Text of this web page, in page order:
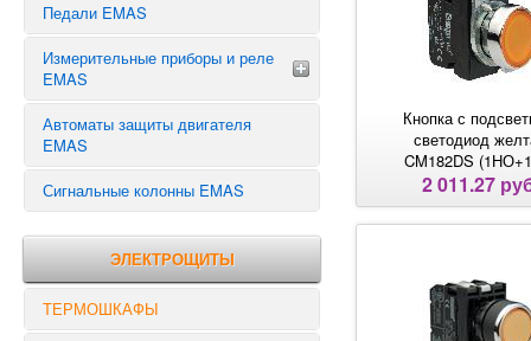
Разъемы 24 вывода
Разъемы 16 выводов
Разъемы 12 выводов
Разъемы 10 выводов
Разъемы 6 выводов
Разъемы 5 выводов
Сигнальная арматура 10 мм
Сигнальная арматура 22 мм
Педали EMAS
Измерительные приборы и реле
EMAS
ТАЙМЕРЫ
РЕЛЕ ВРЕМЕНИ
РЕЛЕ НАПРЯЖЕНИЯ
РЕЛЕ КОНТРОЛЯ
Автоматы защиты двигателя
EMAS
Сигнальные колонны EMAS
ЭЛЕКТРОЩИТЫ
ТЕРМОШКАФЫ
Кнопка с
светодиод
CM182DS
2 011.27